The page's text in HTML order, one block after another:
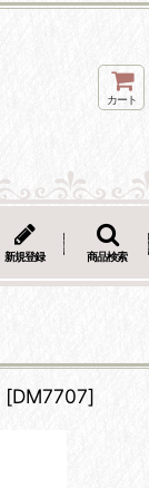
カート
新規登録 商品検索
[DM7707]